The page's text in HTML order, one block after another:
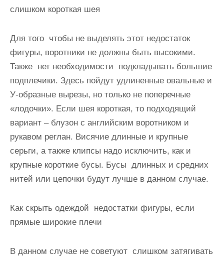
слишком короткая шея
Для того чтобы не выделять этот недостаток
фигуры, воротники не должны быть высокими.
Также нет необходимости подкладывать большие
подплечики. Здесь пойдут удлиненные овальные и
У-образные вырезы, но только не поперечные
«лодочки». Если шея короткая, то подходящий
вариант – блузон с английским воротником и
рукавом реглан. Висячие длинные и крупные
серьги, а также клипсы надо исключить, как и
крупные короткие бусы. Бусы длинных и средних
нитей или цепочки будут лучше в данном случае.
Как скрыть одеждой недостатки фигуры, если
прямые широкие плечи
В данном случае не советуют слишком затягивать